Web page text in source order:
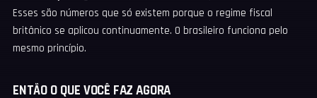
Esses são números que só existem porque o regime fiscal
britânico se aplicou continuamente. O brasileiro funciona pelo
mesmo princípio.
ENTÃO O QUE VOCÊ FAZ AGORA